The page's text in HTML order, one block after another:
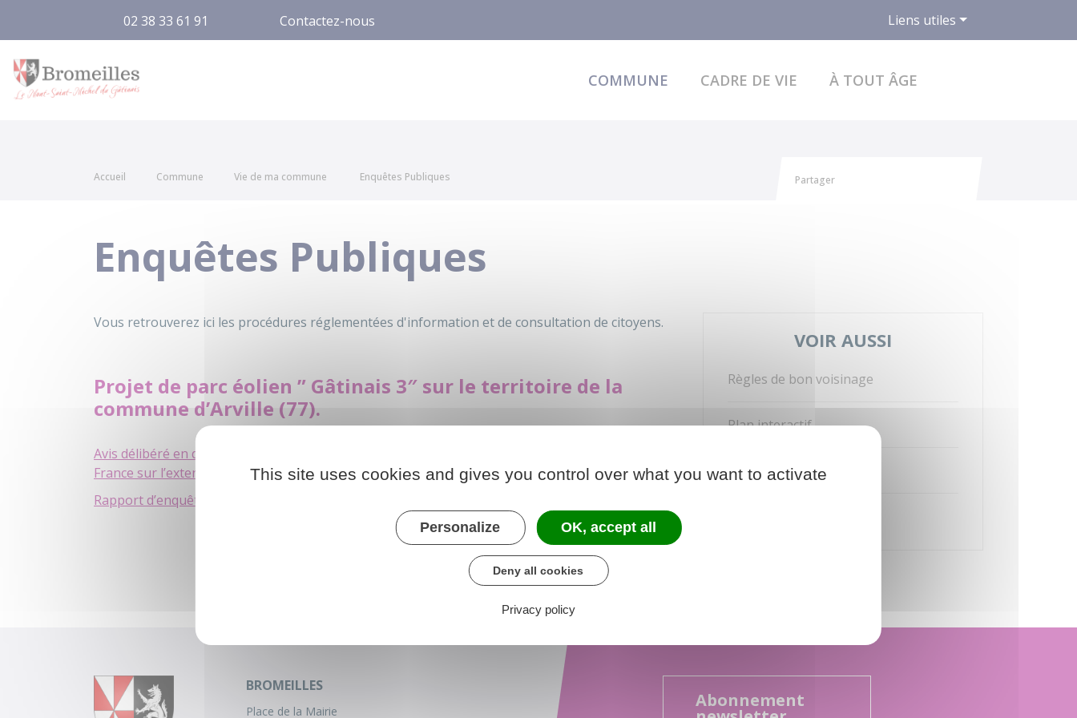
02 38 33 61 91 Contactez-nous Liens utiles
COMMUNE CADRE DE VIE À TOUT ÂGE
Accueil Commune Vie de ma commune Enquêtes Publiques Partager
Enquêtes Publiques
Vous retrouverez ici les procédures réglementées d'information et de consultation de citoyens.
Projet de parc éolien ” Gâtinais 3″ sur le territoire de la
commune d’Arville (77).
Avis délibéré en date du 9 avril 2020 de la Mission régionale d’autorité environnementale d’Île-de-
France sur l’extension projetée dite« Gâtinais III »
Rapport d’enquête publique
VOIR AUSSI
Règles de bon voisinage
Plan interactif
Vos évènements
BROMEILLES
Place de la Mairie
Abonnement
This site uses cookies and gives you control over what you want to activate
Personalize OK, accept all
Deny all cookies
Privacy policy